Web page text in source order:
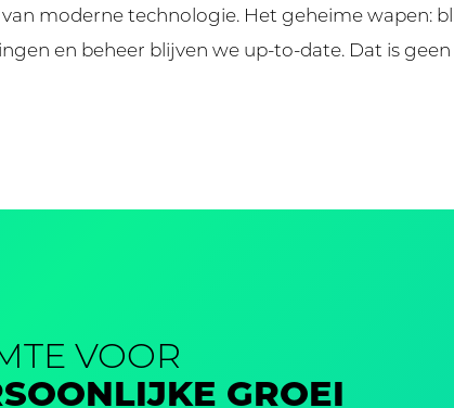
moderne technologie. Het geheime wapen:
en beheer blijven we up-to-date. Dat is geen
VOOR
GROEI